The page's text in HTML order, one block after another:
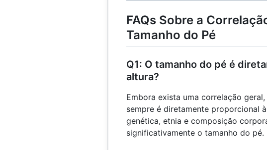
FAQs Sobre a
Tamanho do Pé
Q1: O tamanho do pé é
altura?
Embora exista uma correlação
sempre é diretamente proporcional
genética, etnia e composição
significativamente o tamanho do pé.